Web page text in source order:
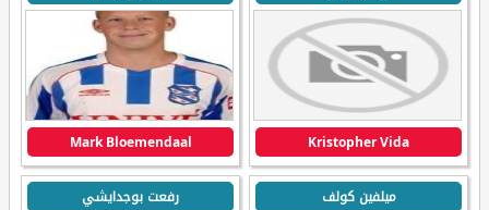
Kristopher Vida
Mark Bloemendaal
ميلفين كولف رفعت بوجدايشي